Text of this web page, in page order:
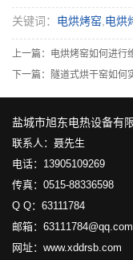
关键词： 电烘烤窑 电烘
上一篇： 电烘烤窑如何进行
下一篇：
隧道式烘干窑如何
盐城市旭东电热设备有
联系人：聂先生
电话：13905109269
传真：0515-88336598
Q Q：63111784
邮箱：63111784@qq.com
网址：www.xddrsb.com